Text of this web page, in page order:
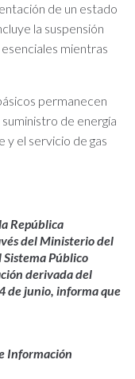
de un estado
la suspensión
mientras
permanecen
de energía
y el servicio de gas
República
del Ministerio del
Sistema Público
derivada del
de junio, informa que
Información